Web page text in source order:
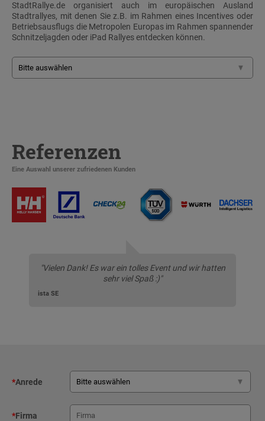
StadtRallye.de organisiert auch im europäischen Ausland
Stadtrallyes, mit denen Sie z.B. im Rahmen eines Incentives oder
Betriebsausflugs die Metropolen Europas im Rahmen spannender
Schnitzeljagden oder iPad Rallyes entdecken können.
Referenzen
Eine Auswahl unserer zufriedenen Kunden
"Vielen Dank! Es war ein tolles Event und wir hatten
sehr viel Spaß :)"
ista SE
*Anrede
*Firma